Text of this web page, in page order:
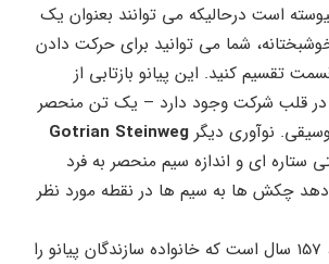
است درحالیکه می توانند بعنوان یک
شما می توانید برای حرکت دادن
تقسیم کنید. این پیانو بازتابی از
قلب شرکت وجود دارد – یک تن منحصر
نوآوری دیگر Gotrian Steinweg
ای و اندازه سیم منحصر به فرد
چکش ها به سیم ها در نقطه مورد نظر
گروترین اشتاینوگ، 157 سال است که خانواده سازندگان پیانو را